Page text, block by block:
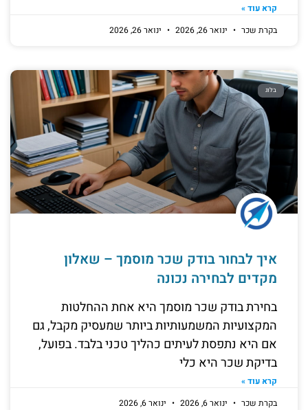
קרא עוד »
בקרת שכר
ינואר 26, 2026 ינואר 26, 2026
בלוג
איך לבחור בודק שכר מוסמך – שאלון
מקדים לבחירה נכונה
בחירת בודק שכר מוסמך היא אחת ההחלטות
המקצועיות המשמעותיות ביותר שמעסיק מקבל, גם
אם היא נתפסת לעיתים כהליך טכני בלבד. בפועל,
בדיקת שכר היא כלי
קרא עוד »
בקרת שכר
ינואר 6, 2026 ינואר 6, 2026